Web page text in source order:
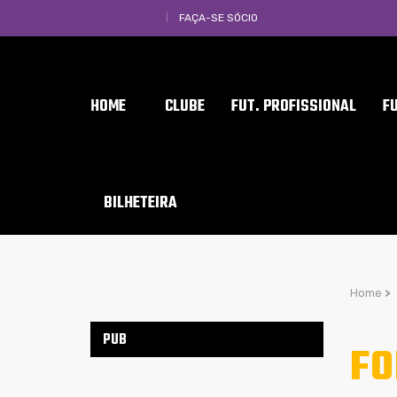
FAÇA-SE SÓCIO
HOME CLUBE FUT. PROFISSIONAL
BILHETEIRA
Home >
PUB